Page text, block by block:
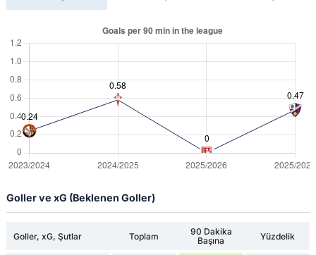
Goller ve xG (Beklenen Goller)
Goller, xG, Şutlar Toplam
90 Dakika
Başına
Yüzdelik